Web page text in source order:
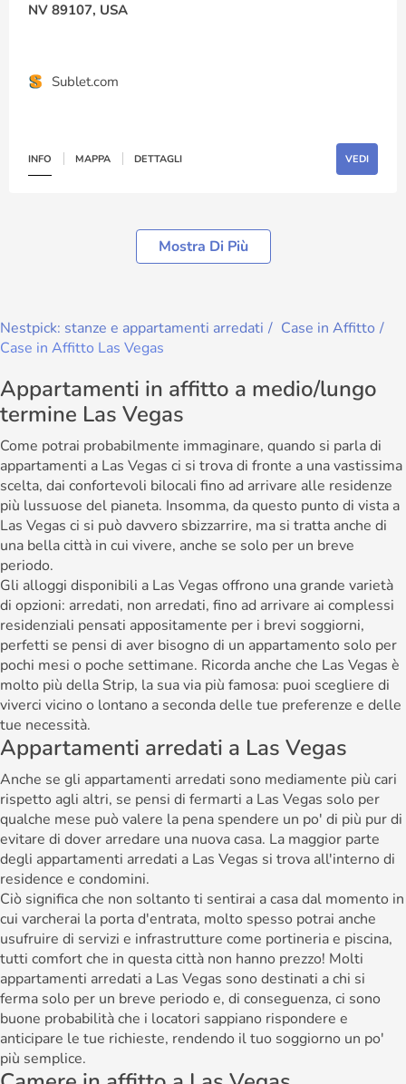
NV 89107, USA
Sublet.com
INFO MAPPA DETTAGLI VEDI
Mostra Di Più
Nestpick: stanze e appartamenti arredati
Case in Affitto
Case in Affitto Las Vegas
Appartamenti in affitto a medio/lungo
termine Las Vegas
Come potrai probabilmente immaginare, quando si parla di
appartamenti a Las Vegas ci si trova di fronte a una vastissima
scelta, dai confortevoli bilocali fino ad arrivare alle residenze
più lussuose del pianeta. Insomma, da questo punto di vista a
Las Vegas ci si può davvero sbizzarrire, ma si tratta anche di
una bella città in cui vivere, anche se solo per un breve
periodo.
Gli alloggi disponibili a Las Vegas offrono una grande varietà
di opzioni: arredati, non arredati, fino ad arrivare ai complessi
residenziali pensati appositamente per i brevi soggiorni,
perfetti se pensi di aver bisogno di un appartamento solo per
pochi mesi o poche settimane. Ricorda anche che Las Vegas è
molto più della Strip, la sua via più famosa: puoi scegliere di
viverci vicino o lontano a seconda delle tue preferenze e delle
tue necessità.
Appartamenti arredati a Las Vegas
Anche se gli appartamenti arredati sono mediamente più cari
rispetto agli altri, se pensi di fermarti a Las Vegas solo per
qualche mese può valere la pena spendere un po' di più pur di
evitare di dover arredare una nuova casa. La maggior parte
degli appartamenti arredati a Las Vegas si trova all'interno di
residence e condomini.
Ciò significa che non soltanto ti sentirai a casa dal momento in
cui varcherai la porta d'entrata, molto spesso potrai anche
usufruire di servizi e infrastrutture come portineria e piscina,
tutti comfort che in questa città non hanno prezzo! Molti
appartamenti arredati a Las Vegas sono destinati a chi si
ferma solo per un breve periodo e, di conseguenza, ci sono
buone probabilità che i locatori sappiano rispondere e
anticipare le tue richieste, rendendo il tuo soggiorno un po'
più semplice.